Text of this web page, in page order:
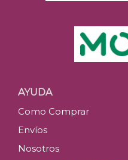
AYUDA
Como Comprar
Envíos
Nosotros